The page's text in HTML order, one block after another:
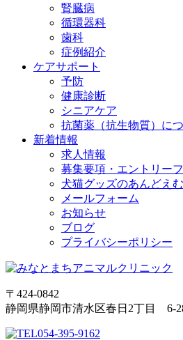
腎臓病
循環器科
歯科
症例紹介
ケアサポート
予防
健康診断
シニアケア
抗菌薬（抗生物質）に
新着情報
求人情報
募集要項・エントリー
犬猫グッズのあんどえむ
メールフォーム
お知らせ
ブログ
プライバシーポリシー
〒424-0842
静岡県静岡市清水区春日2丁目 6-
054-395-9162